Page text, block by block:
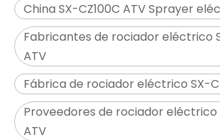
China SX-CZ100C ATV Sprayer
Fabricantes de rociador eléctrico
ATV
Fábrica de rociador eléctrico SX-
Proveedores de rociador eléctrico
ATV